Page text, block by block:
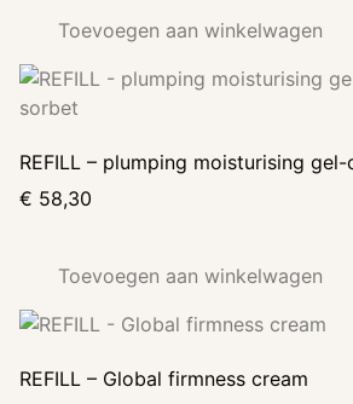
Toevoegen aan winkelwagen
REFILL – plumping moisturising
€ 58,30
Toevoegen aan winkelwagen
REFILL – Global firmness cream